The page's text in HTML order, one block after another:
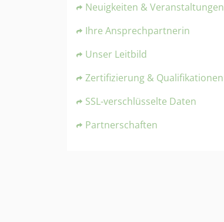
Neuigkeiten & Veranstaltungen
Ihre Ansprechpartnerin
Unser Leitbild
Zertifizierung & Qualifikationen
SSL-verschlüsselte Daten
Partnerschaften